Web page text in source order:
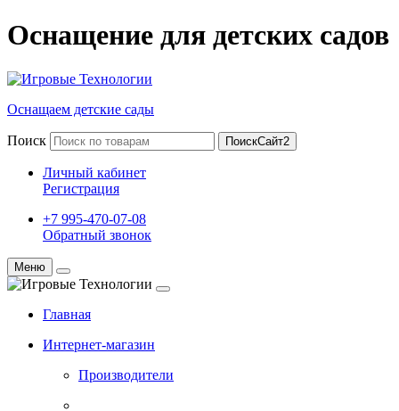
Оснащение для детских садов
Оснащаем детские сады
Поиск ПоискСайт2
Личный кабинет
Регистрация
+7 995-470-07-08
Обратный звонок
Меню
Главная
Интернет-магазин
Производители